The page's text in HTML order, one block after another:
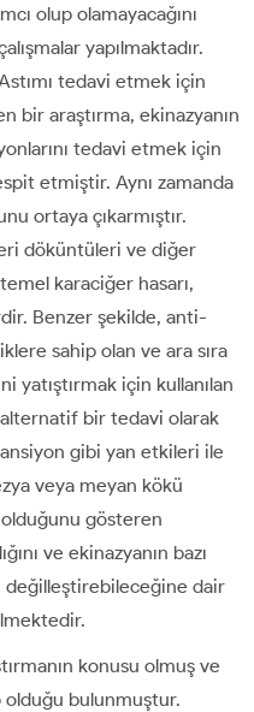
olup olamayacağını
yapılmaktadır.
tedavi etmek için
bir araştırma, ekinazyanın
tedavi etmek için
etmiştir. Aynı zamanda
ortaya çıkarmıştır.
döküntüleri ve diğer
karaciğer hasarı,
Benzer şekilde, anti-
sahip olan ve ara sıra
yatıştırmak için kullanılan
bir tedavi olarak
gibi yan etkileri ile
veya meyan kökü
gösteren
ve ekinazyanın bazı
değilleştirebileceğine dair
konusu olmuş ve
olduğu bulunmuştur.